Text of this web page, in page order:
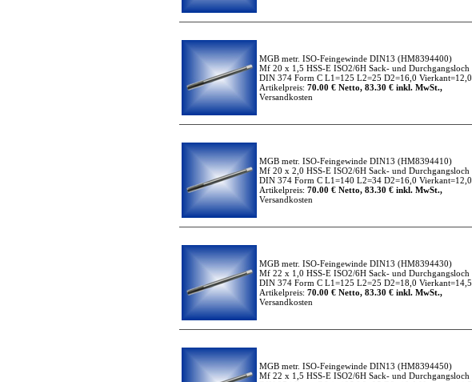
MGB metr. ISO-Feingewinde DIN13 (HM8394400)
Mf 20 x 1,5 HSS-E ISO2/6H Sack- und Durchgangsloch
DIN 374 Form C L1=125 L2=25 D2=16,0 Vierkant=12,0
Artikelpreis: 70.00 € Netto, 83.30 € inkl. MwSt.,
Versandkosten
MGB metr. ISO-Feingewinde DIN13 (HM8394410)
Mf 20 x 2,0 HSS-E ISO2/6H Sack- und Durchgangsloch
DIN 374 Form C L1=140 L2=34 D2=16,0 Vierkant=12,0
Artikelpreis: 70.00 € Netto, 83.30 € inkl. MwSt.,
Versandkosten
MGB metr. ISO-Feingewinde DIN13 (HM8394430)
Mf 22 x 1,0 HSS-E ISO2/6H Sack- und Durchgangsloch
DIN 374 Form C L1=125 L2=25 D2=18,0 Vierkant=14,5
Artikelpreis: 70.00 € Netto, 83.30 € inkl. MwSt.,
Versandkosten
MGB metr. ISO-Feingewinde DIN13 (HM8394450)
Mf 22 x 1,5 HSS-E ISO2/6H Sack- und Durchgangsloch